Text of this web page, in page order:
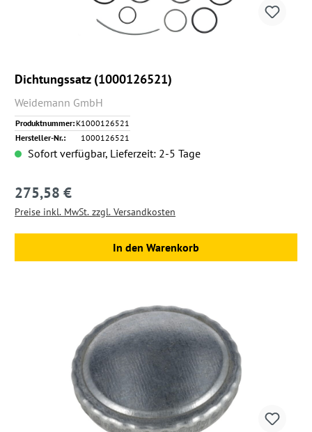
Dichtungssatz (1000126521)
Weidemann GmbH
Produktnummer: K1000126521
Hersteller-Nr.:
1000126521
Sofort verfügbar, Lieferzeit: 2-5 Tage
Regulärer Preis:
275,58 €
Preise inkl. MwSt. zzgl. Versandkosten
In den Warenkorb